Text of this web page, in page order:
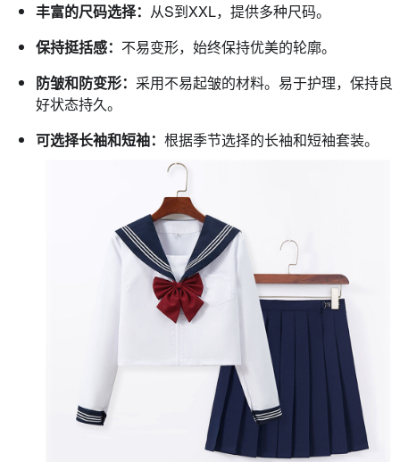
丰富的尺码选择： 从S到XXL，提供多种尺码。
保持挺括感： 不易变形，始终保持优美的轮廓。
防皱和防变形： 采用不易起皱的材料。易于护理，保持良
好状态持久。
可选择长袖和短袖： 根据季节选择的长袖和短袖套装。